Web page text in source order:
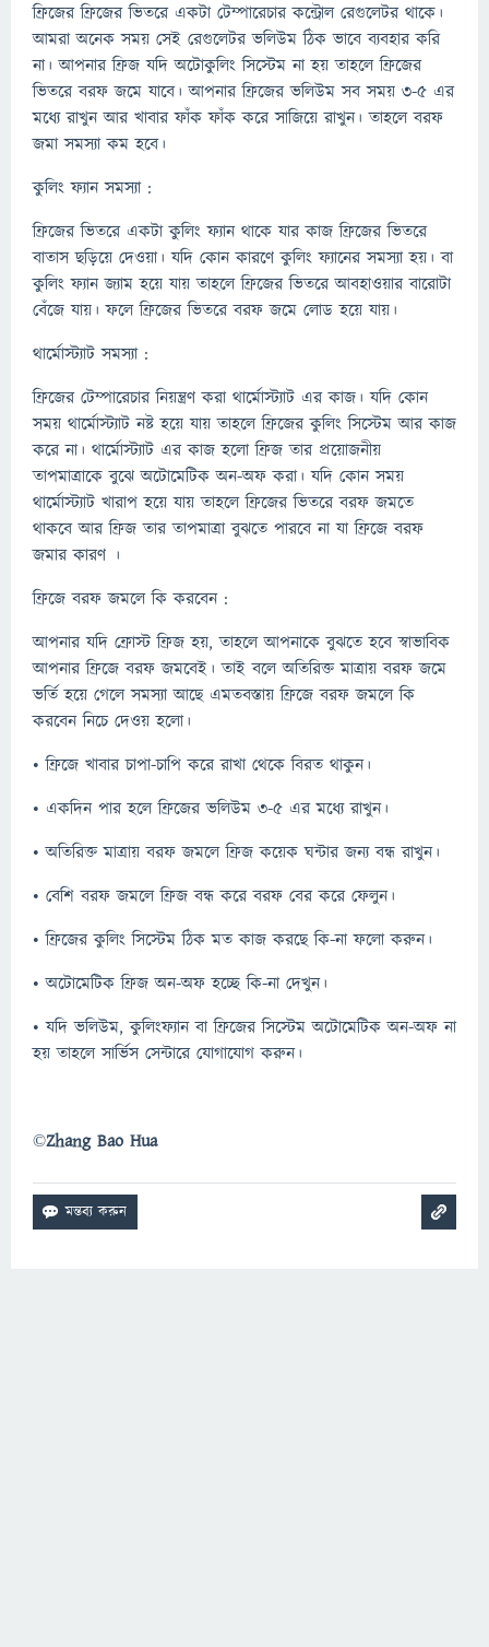
ফ্রিজের ফ্রিজের ভিতরে একটা টেম্পারেচার কন্ট্রোল রেগুলেটর থাকে।
আমরা অনেক সময় সেই রেগুলেটর ভলিউম ঠিক ভাবে ব্যবহার করি
না। আপনার ফ্রিজ যদি অটোকুলিং সিস্টেম না হয় তাহলে ফ্রিজের
ভিতরে বরফ জমে যাবে। আপনার ফ্রিজের ভলিউম সব সময় 3-5 এর
মধ্যে রাখুন আর খাবার ফাঁক ফাঁক করে সাজিয়ে রাখুন। তাহলে বরফ
জমা সমস্যা কম হবে।
কুলিং ফ্যান সমস্যা :
ফ্রিজের ভিতরে একটা কুলিং ফ্যান থাকে যার কাজ ফ্রিজের ভিতরে
বাতাস ছড়িয়ে দেওয়া। যদি কোন কারণে কুলিং ফ্যানের সমস্যা হয়। বা
কুলিং ফ্যান জ্যাম হয়ে যায় তাহলে ফ্রিজের ভিতরে আবহাওয়ার বারোটা
বেঁজে যায়। ফলে ফ্রিজের ভিতরে বরফ জমে লোড হয়ে যায়।
থার্মোস্ট্যাট সমস্যা :
ফ্রিজের টেম্পারেচার নিয়ন্ত্রণ করা থার্মোস্ট্যাট এর কাজ। যদি কোন
সময় থার্মোস্ট্যাট নষ্ট হয়ে যায় তাহলে ফ্রিজের কুলিং সিস্টেম আর কাজ
করে না। থার্মোস্ট্যাট এর কাজ হলো ফ্রিজ তার প্রয়োজনীয়
তাপমাত্রাকে বুঝে অটোমেটিক অন-অফ করা। যদি কোন সময়
থার্মোস্ট্যাট খারাপ হয়ে যায় তাহলে ফ্রিজের ভিতরে বরফ জমতে
থাকবে আর ফ্রিজ তার তাপমাত্রা বুঝতে পারবে না যা ফ্রিজে ‍বরফ
জমার কারণ ।
ফ্রিজে বরফ জমলে কি করবেন :
আপনার যদি ফ্রোস্ট ফ্রিজ হয়, তাহলে আপনাকে বুঝতে হবে স্বাভাবিক
আপনার ফ্রিজে বরফ জমবেই। তাই বলে অতিরিক্ত মাত্রায় বরফ জমে
ভর্তি হয়ে গেলে সমস্যা আছে এমতবস্তায় ফ্রিজে বরফ জমলে কি
করবেন নিচে দেওয় হলো।
• ফ্রিজে খাবার চাপা-চাপি করে রাখা থেকে বিরত থাকুন।
• একদিন পার হলে ফ্রিজের ভলিউম ৩-৫ এর মধ্যে রাখুন।
• অতিরিক্ত মাত্রায় বরফ জমলে ফ্রিজ কয়েক ঘন্টার জন্য বন্ধ রাখুন।
• বেশি বরফ জমলে ফ্রিজ বন্ধ করে বরফ বের করে ফেলুন।
• ফ্রিজের কুলিং সিস্টেম ঠিক মত কাজ করছে কি-না ফলো করুন।
• অটোমেটিক ফ্রিজ অন-অফ হচ্ছে কি-না দেখুন।
• যদি ভলিউম, কুলিংফ্যান বা ফ্রিজের সিস্টেম অটোমেটিক অন-অফ না
হয় তাহলে সার্ভিস সেন্টারে যোগাযোগ করুন।
©Zhang Bao Hua